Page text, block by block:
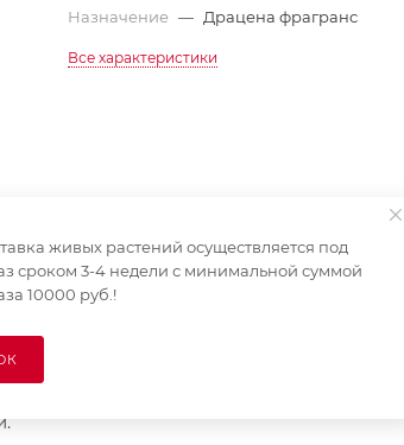
Назначение — Драцена фрагранс
Все характеристики
живых растений осуществляется под
сроком 3-4 недели с минимальной суммой
10000 руб.!